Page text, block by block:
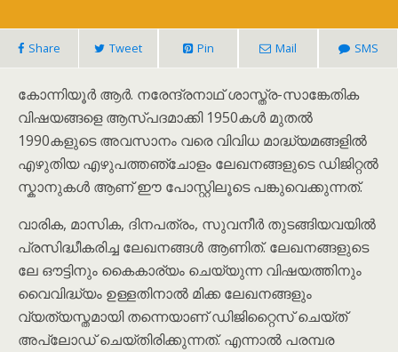
Share Tweet Pin Mail SMS
കോന്നിയൂർ ആർ. നരേന്ദ്രനാഥ് ശാസ്ത്ര-സാങ്കേതിക
വിഷയങ്ങളെ ആസ്പദമാക്കി 1950കൾ മുതൽ
1990കളുടെ അവസാനം വരെ വിവിധ മാദ്ധ്യമങ്ങളിൽ
എഴുതിയ എഴുപത്തഞ്ചോളം ലേഖനങ്ങളുടെ ഡിജിറ്റൽ
സ്കാനുകൾ ആണ് ഈ പോസ്റ്റിലൂടെ പങ്കുവെക്കുന്നത്.
വാരിക, മാസിക, ദിനപത്രം, സുവനീർ തുടങ്ങിയവയിൽ
പ്രസിദ്ധീകരിച്ച ലേഖനങ്ങൾ ആണിത്. ലേഖനങ്ങളുടെ
ലേ ഔട്ടിനും കൈകാര്യം ചെയ്യുന്ന വിഷയത്തിനും
വൈവിദ്ധ്യം ഉള്ളതിനാൽ മിക്ക ലേഖനങ്ങളും
വ്യത്യസ്തമായി തന്നെയാണ് ഡിജിറ്റൈസ് ചെയ്ത്
അപ്‌ലോഡ് ചെയ്തിരിക്കുന്നത്. എന്നാൽ പരമ്പര